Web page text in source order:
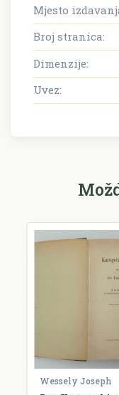
Mjesto
Broj stranica:
Dimenzije:
Uvez:
Wessely Joseph